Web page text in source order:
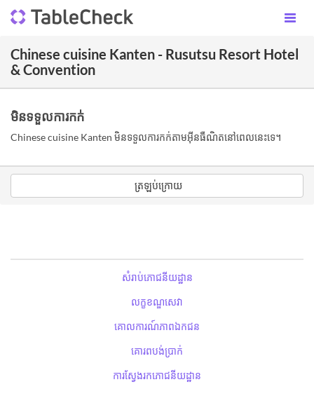
Chinese cuisine Kanten - Rusutsu Resort Hotel
& Convention
មិនទទួលការកក់
Chinese cuisine Kanten មិនទទួលការកក់តាមអ៊ីនធឺណិតនៅពេលនេះទេ។
ត្រឡប់ក្រោយ
សំរាប់ភោជនីយដ្ឋាន
លក្ខខណ្ឌសេវា
គោលការណ៍ភាពឯកជន
គោរពបង់ប្រាក់
ការស្វែងរកភោជនីយដ្ឋាន